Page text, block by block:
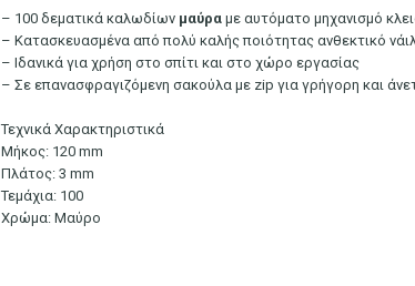
– 100 δεματικά καλωδίων μαύρα με αυτόματο μηχανισμό
– Κατασκευασμένα από πολύ καλής ποιότητας ανθεκτικό
– Ιδανικά για χρήση στο σπίτι και στο χώρο εργασίας
– Σε επανασφραγιζόμενη σακούλα με zip για γρήγορη και
Τεχνικά Χαρακτηριστικά
Μήκος: 120 mm
Πλάτος: 3 mm
Τεμάχια: 100
Χρώμα: Μαύρο